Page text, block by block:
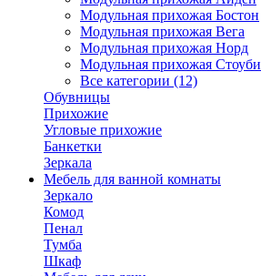
Модульная прихожая Бостон
Модульная прихожая Вега
Модульная прихожая Норд
Модульная прихожая Стоуби
Все категории (12)
Обувницы
Прихожие
Угловые прихожие
Банкетки
Зеркала
Мебель для ванной комнаты
Зеркало
Комод
Пенал
Тумба
Шкаф